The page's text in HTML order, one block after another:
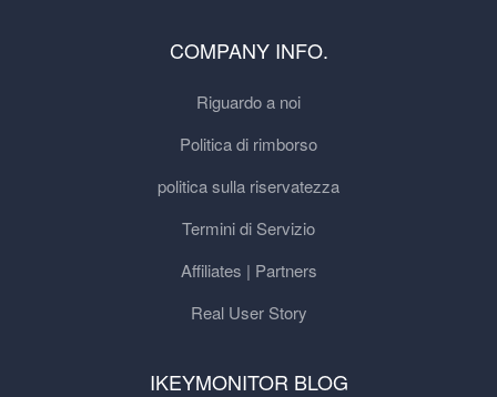
COMPANY INFO.
Riguardo a noi
Politica di rimborso
politica sulla riservatezza
Termini di Servizio
Affiliates | Partners
Real User Story
IKEYMONITOR BLOG